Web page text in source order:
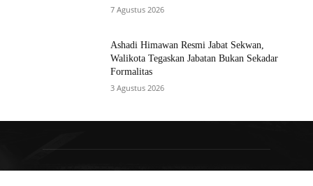
7 Agustus 2026
Ashadi Himawan Resmi Jabat Sekwan,
Walikota Tegaskan Jabatan Bukan Sekadar
Formalitas
3 Agustus 2026